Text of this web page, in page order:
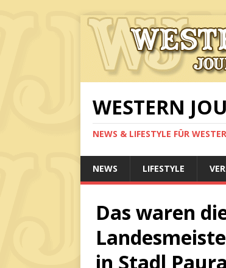
WESTERN
NEWS & LIFESTYLE FÜR
NEWS LIFESTYLE
Das waren
in Stadl Paura